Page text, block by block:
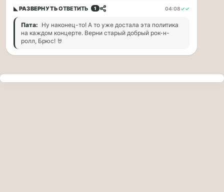
16.08
|
16:00
Петр
один
◣ РАЗВЕРНУТЬОТВЕТИТЬ 1 04:08✓✓
Пата: Ну наконец-то! А то уже достала эта политика
на каждом концерте. Верни старый добрый рок-н-
ролл, Брюс! 🤘